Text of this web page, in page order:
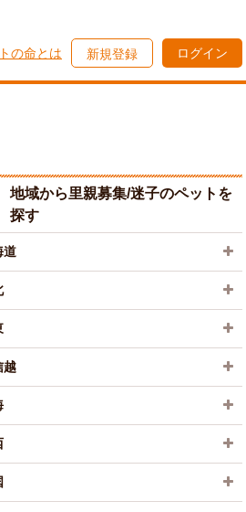
の命とは 新規登録 ログイン
地域から里親募集/迷子のペットを
探す
道
越